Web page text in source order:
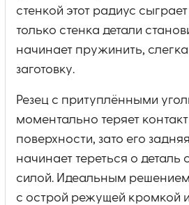
стенкой этот радиус
только стенка детали
начинает пружинить,
заготовку.
Резец с притуплёнными
моментально теряет
поверхности, зато его
начинает тереться о деталь
силой. Идеальным
с острой режущей кромкой